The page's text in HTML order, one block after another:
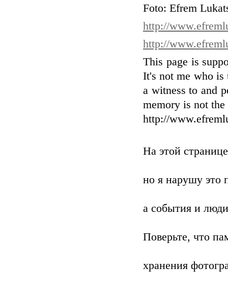
Foto: Efrem
http://
http://
This page is
It's not me who is
a witness to and
memory is not the
http://
На этой
но я нарушу это
а события и
Поверьте, что
хранения